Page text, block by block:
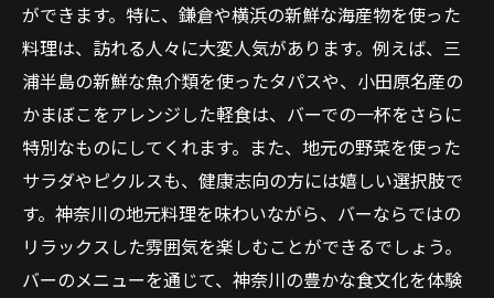
ができます。特に、鎌倉や横浜の新鮮な海産物を使った
料理は、訪れる人々に大変人気があります。例えば、三
浦半島の新鮮な魚介類を使ったタパスや、小田原名産の
かまぼこをアレンジした軽食は、バーでの一杯をさらに
特別なものにしてくれます。また、地元の野菜を使った
サラダやピクルスも、健康志向の方には嬉しい選択肢で
す。神奈川の地元料理を味わいながら、バーならではの
リラックスした雰囲気を楽しむことができるでしょう。
バーのメニューを通じて、神奈川の豊かな食文化を体験